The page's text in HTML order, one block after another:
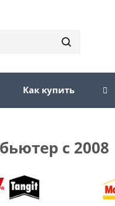
Как купить
с 2008